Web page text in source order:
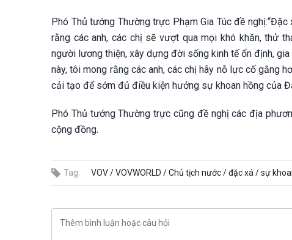
Phó Thủ tướng Thường trực Phạm Gia Túc đề
rằng các anh, các chị sẽ vượt qua mọi khó khăn, thử
người lương thiện, xây dựng đời sống kinh tế ổn định,
này, tôi mong rằng các anh, các chị hãy nỗ lực cố gắng
cải tạo để sớm đủ điều kiện hưởng sự khoan hồng của
Phó Thủ tướng Thường trực cũng đề nghị các địa
cộng đồng.
Tag: VOV /VOVWORLD /Chủ tịch nước /đặc xá /sự